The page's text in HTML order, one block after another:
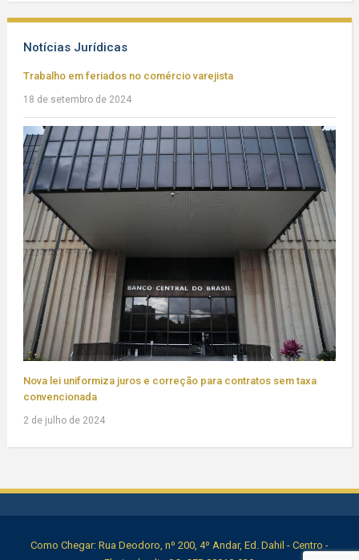
Notícias Jurídicas
Trabalho em feriados no comércio varejista
18 de setembro de 2024
Nova lei uniformiza juros e correção para contratos sem taxa
convencionada
2 de julho de 2024
Como Chegar: Rua Deodoro, nº 200, 4º Andar, Ed. Dahil - Centro -